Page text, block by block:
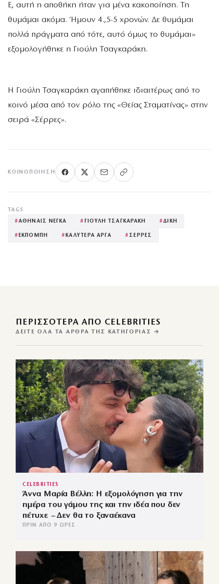
Ε, αυτή η αποθήκη ήταν για μένα κακοποίηση. Τη
θυμάμαι ακόμα. Ήμουν 4.,5-5 χρονών. Δε θυμάμαι
πολλά πράγματα από τότε, αυτό όμως το θυμάμαι»
εξομολογήθηκε η Γιούλη Τσαγκαράκη.
Η Γιούλη Τσαγκαράκη αγαπήθηκε ιδιαιτέρως από το
κοινό μέσα από τον ρόλο της «Θείας Σταματίνας» στην
σειρά «Σέρρες».
ΚΟΙΝΟΠΟΊΗΣΗ
TAGS
#ΑΘΗΝΑΙΣ ΝΕΓΚΑ # ΓΙΟΥΛΗ ΤΣΑΓΚΑΡΑΚΗ #ΔΙΚΗ
#ΕΚΠΟΜΠΗ #ΚΑΛΥΤΕΡΑ ΑΡΓΑ # ΣΕΡΡΕΣ
ΠΕΡΙΣΣΌΤΕΡΑ ΑΠΌ CELEBRITIES
ΔΕΊΤΕ ΌΛΑ ΤΑ ΆΡΘΡΑ ΤΗΣ ΚΑΤΗΓΟΡΊΑΣ →
CELEBRITIES
Άννα Μαρία Βέλλη: Η εξομολόγηση για την
ημέρα του γάμου της και την ιδέα που δεν
πέτυχε – Δεν θα το ξαναέκανα
ΠΡΙΝ ΑΠΌ 9 ΏΡΕΣ